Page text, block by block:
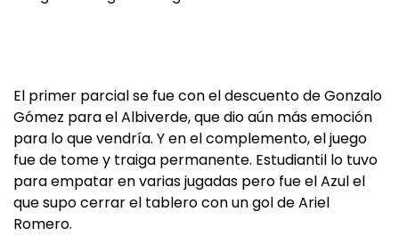
El primer parcial se fue con el descuento de Gonzalo
Gómez para el Albiverde, que dio aún más emoción
para lo que vendría. Y en el complemento, el juego
fue de tome y traiga permanente. Estudiantil lo tuvo
para empatar en varias jugadas pero fue el Azul el
que supo cerrar el tablero con un gol de Ariel
Romero.